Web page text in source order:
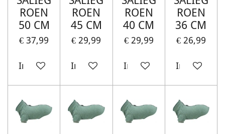
ROEN
50 CM
€ 37,99
In winkelwagen
ROEN
45 CM
€ 29,99
In winkelwagen
ROEN
40 CM
€ 29,99
In winkelwagen
ROEN
36 CM
€ 26,99
In